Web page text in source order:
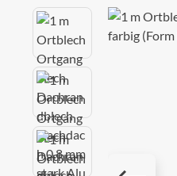
Bildergalerie überspringen